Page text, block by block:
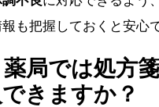
も把握しておくと安心
薬局では処方
きますか？